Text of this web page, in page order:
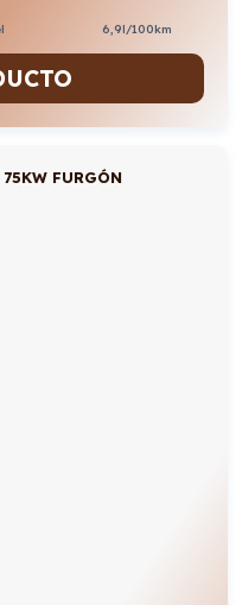
6,9l/100km
FURGÓN